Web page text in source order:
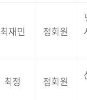
최재민 정회원
최정 정회원